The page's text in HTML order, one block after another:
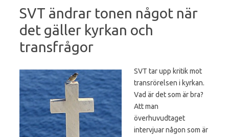
SVT ändrar tonen något när
det gäller kyrkan och
transfrågor
SVT tar upp kritik mot
transrörelsen i kyrkan.
Vad är det som är bra?
Att man
överhuvudtaget
intervjuar någon som är